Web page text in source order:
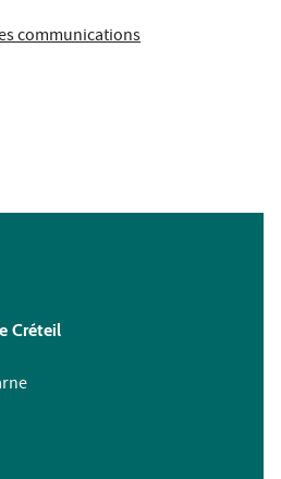
communications
Créteil